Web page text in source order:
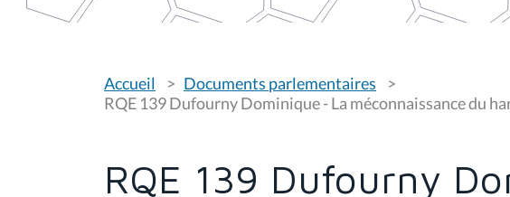
o
u
s
s
Accueil
Documents parlementaires
RQE 139 Dufourny Dominique - La méconnaissance du
RQE 139 Dufourny